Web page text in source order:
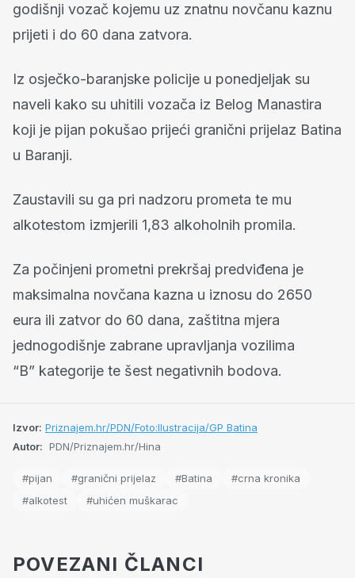
godišnji vozač kojemu uz znatnu novčanu kaznu
prijeti i do 60 dana zatvora.
Iz osječko-baranjske policije u ponedjeljak su
naveli kako su uhitili vozača iz Belog Manastira
koji je pijan pokušao prijeći granični prijelaz Batina
u Baranji.
Zaustavili su ga pri nadzoru prometa te mu
alkotestom izmjerili 1,83 alkoholnih promila.
Za počinjeni prometni prekršaj predviđena je
maksimalna novčana kazna u iznosu do 2650
eura ili zatvor do 60 dana, zaštitna mjera
jednogodišnje zabrane upravljanja vozilima
“B” kategorije te šest negativnih bodova.
Izvor: Priznajem.hr/PDN/Foto:Ilustracija/GP Batina
Autor: PDN/Priznajem.hr/Hina
#pijan #granični prijelaz #Batina
#crna kronika
#alkotest
#uhićen muškarac
POVEZANI ČLANCI